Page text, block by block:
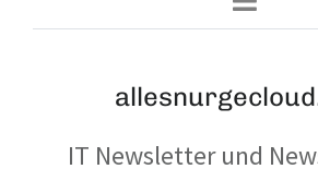
IT Newsletter und